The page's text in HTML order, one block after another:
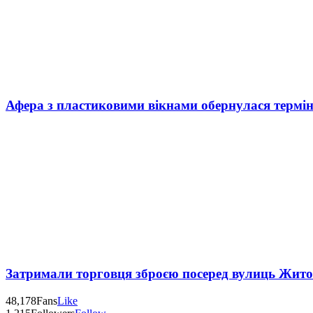
Афера з пластиковими вікнами обернулася
Затримали торговця зброєю посеред вулиць
48,178FansLike